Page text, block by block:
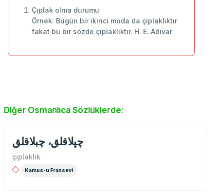
Çıplak olma durumu
Örnek: Bugün bir ikinci moda da çıplaklıktır
fakat bu bir sözde çıplaklıktır. H. E. Adıvar
Diğer Osmanlıca Sözlüklerde:
چپلاقلق، چبلاقلق
çıplaklık
Kamus-u Fransevi